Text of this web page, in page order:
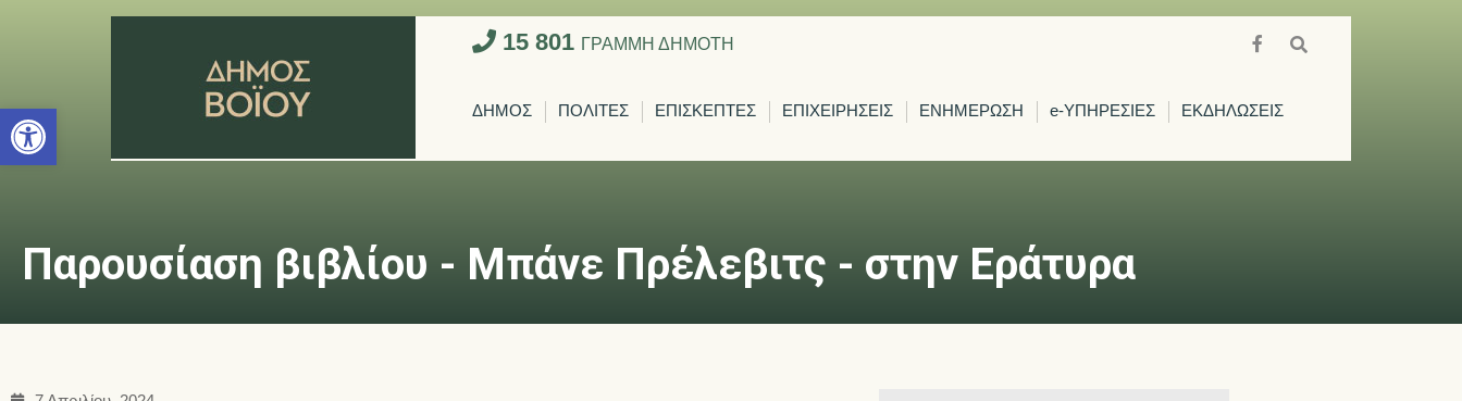
Ανοίξτε τη γραμμή εργαλείων
15 801 ΓΡΑΜΜΗ ΔΗΜΟΤΗ
ΔΗΜΟΣ ΠΟΛΙΤΕΣ ΕΠΙΣΚΕΠΤΕΣ ΕΠΙΧΕΙΡΗΣΕΙΣ ΕΝΗΜΕΡΩΣΗ e-ΥΠΗΡΕΣΙΕΣ ΕΚΔΗΛΩΣΕΙΣ
Παρουσίαση βιβλίου - Μπάνε Πρέλεβιτς - στην Εράτυρα